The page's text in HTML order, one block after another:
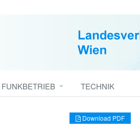
FUNKBETRIEB TECHNIK
Download PDF